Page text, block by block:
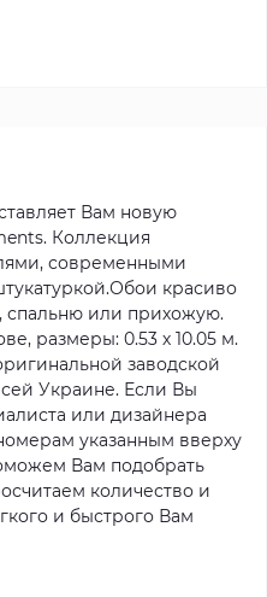
Вам новую
Коллекция
современными
красиво
спальню или прихожую.
размеры: 0.53 х 10.05 м.
заводской
Украине. Если Вы
или дизайнера
указанным вверху
Вам подобрать
количество и
и быстрого Вам